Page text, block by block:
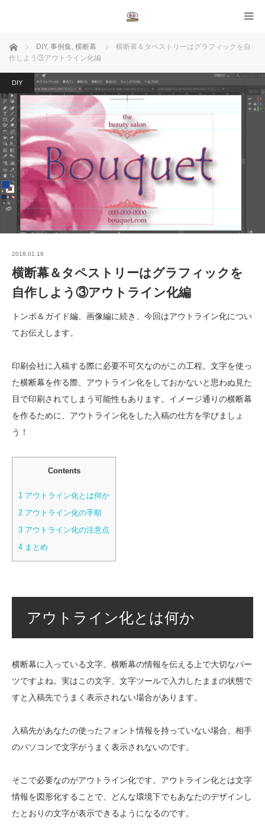
ホーム DIY, 事例集, 横断幕
横断幕＆タペストリーはグラフィックを自
作しよう③アウトライン化編
DIY
2018.01.16
横断幕＆タペストリーはグラフィックを
自作しよう③アウトライン化編
トンボ＆ガイド編、画像編に続き、今回はアウトライン化につい
てお伝えします。
印刷会社に入稿する際に必要不可欠なのがこの工程。文字を使っ
た横断幕を作る際、アウトライン化をしておかないと思わぬ見た
目で印刷されてしまう可能性もあります。イメージ通りの横断幕
を作るために、アウトライン化をした入稿の仕方を学びましょ
う！
Contents
1 アウトライン化とは何か
2 アウトライン化の手順
3 アウトライン化の注意点
4 まとめ
アウトライン化とは何か
横断幕に入っている文字。横断幕の情報を伝える上で大切なパー
ツですよね。実はこの文字、文字ツールで入力したままの状態で
すと入稿先でうまく表示されない場合があります。
入稿先があなたの使ったフォント情報を持っていない場合、相手
のパソコンで文字がうまく表示されないのです。
そこで必要なのがアウトライン化です。アウトライン化とは文字
情報を図形化することで、どんな環境下でもあなたのデザインし
たとおりの文字が表示できるようになるのです。